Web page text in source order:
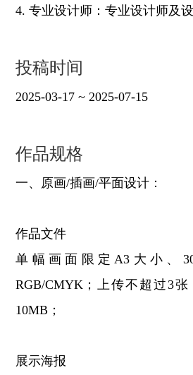
4. 专业设计师：专业设计师及设
投稿时间
2025-03-17 ~ 2025-07-15
作品规格
一、原画/插画/平面设计：
作品文件
单幅画面限定A3大小、
RGB/CMYK；上传不超过3
10MB；
展示海报